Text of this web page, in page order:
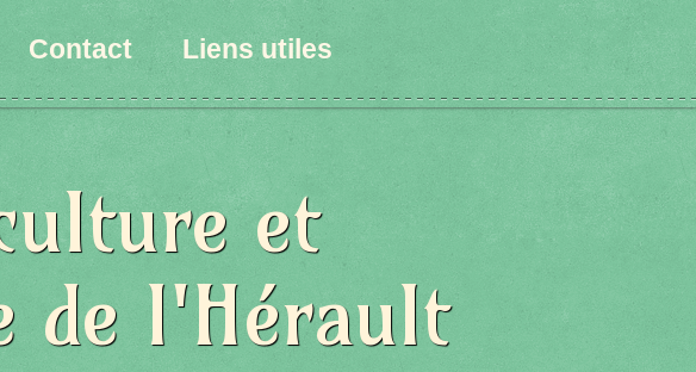
Contact Liens utiles
et
de l'Hérault